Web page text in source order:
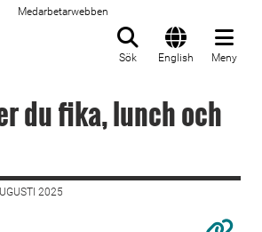
Medarbetarwebben
Sök English Meny
du fika, lunch och
2025